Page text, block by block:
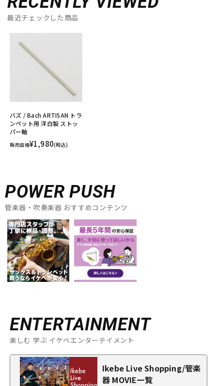
最近チェックした商品
バズ / Bach ARTISAN トラ
ンペット用 洋白製 ストッ
パー軸
販売価格¥1,980(税込)
POWER PUSH
管楽器・吹奏楽器 おすすめコンテンツ
ENTERTAINMENT
楽しむ 学ぶ イケベエンターテイメント
Ikebe Live Shopping/管楽
器 MOVIE一覧